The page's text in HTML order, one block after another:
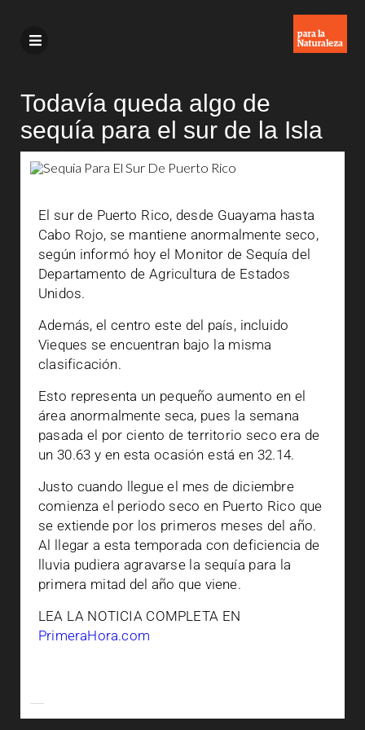
Todavía queda algo de
sequía para el sur de la Isla
El sur de Puerto Rico, desde Guayama hasta
Cabo Rojo, se mantiene anormalmente seco,
según informó hoy el Monitor de Sequía del
Departamento de Agricultura de Estados
Unidos.
Además, el centro este del país, incluido
Vieques se encuentran bajo la misma
clasificación.
Esto representa un pequeño aumento en el
área anormalmente seca, pues la semana
pasada el por ciento de territorio seco era de
un 30.63 y en esta ocasión está en 32.14.
Justo cuando llegue el mes de diciembre
comienza el periodo seco en Puerto Rico que
se extiende por los primeros meses del año.
Al llegar a esta temporada con deficiencia de
lluvia pudiera agravarse la sequía para la
primera mitad del año que viene.
LEA LA NOTICIA COMPLETA EN
PrimeraHora.com